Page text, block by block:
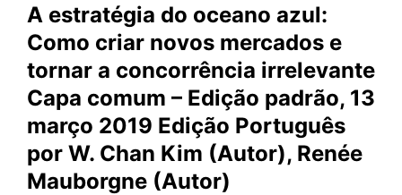
A estratégia do oceano azul:
Como criar novos mercados e
tornar a concorrência irrelevante
Capa comum – Edição padrão, 13
março 2019 Edição Português
por W. Chan Kim (Autor), Renée
Mauborgne (Autor)